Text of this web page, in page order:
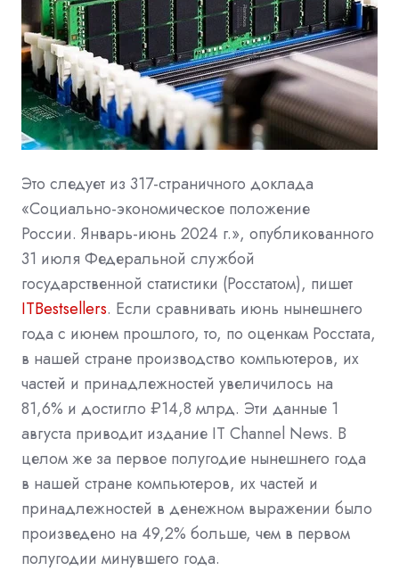
Это следует из 317-страничного доклада
«Социально-экономическое положение
России. Январь-июнь 2024 г.», опубликованного
31 июля Федеральной службой
государственной статистики (Росстатом), пишет
ITBestsellers. Если сравнивать июнь нынешнего
года с июнем прошлого, то, по оценкам Росстата,
в нашей стране производство компьютеров, их
частей и принадлежностей увеличилось на
81,6% и достигло ₽14,8 млрд. Эти данные 1
августа приводит издание IT Channel News. В
целом же за первое полугодие нынешнего года
в нашей стране компьютеров, их частей и
принадлежностей в денежном выражении было
произведено на 49,2% больше, чем в первом
полугодии минувшего года.